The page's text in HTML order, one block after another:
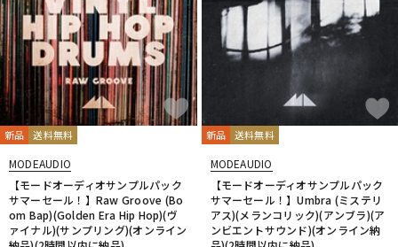
新品 送料無料
MODEAUDIO
【モードオーディオサンプルパック
サマーセール！】Raw Groove (Bo
om Bap)(Golden Era Hip Hop)(ヴ
ァイナル)(サンプリング)(オンライン
新品 送料無料
MODEAUDIO
【モードオーディオサンプルパック
サマーセール！】Umbra (ミステリ
アス)(メランコリック)(アンブラ)(ア
ンビエントサウンド)(オンライン納